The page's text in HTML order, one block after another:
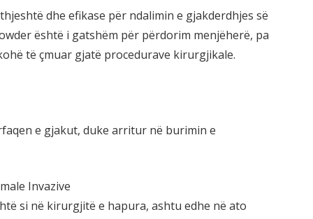
dhe efikase për ndalimin e gjakderdhjes së
është i gatshëm për përdorim menjëherë, pa
të çmuar gjatë procedurave kirurgjikale.
e gjakut, duke arritur në burimin e
Invazive
si në kirurgjitë e hapura, ashtu edhe në ato